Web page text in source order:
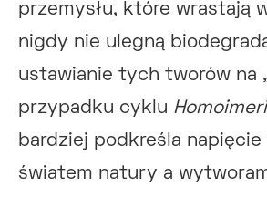
przemysłu, które wrastają
nigdy nie ulegną
ustawianie tych tworów na
przypadku cyklu
bardziej podkreśla napięcie
światem natury a